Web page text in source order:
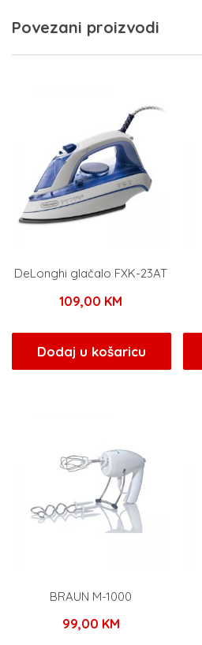
Povezani proizvodi
DeLonghi glačalo FXK-23AT
109,00 KM
Dodaj u košaricu
BRAUN M-1000
99,00 KM